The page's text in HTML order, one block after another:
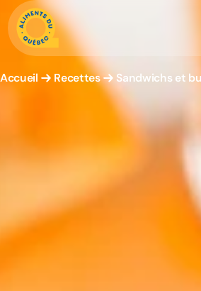
Aliments d'ici
Recettes
Inspirations
Restaurants
Institutions
Accueil Recettes Sandwichs et